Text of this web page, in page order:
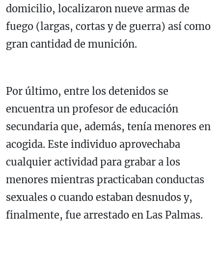
domicilio, localizaron nueve armas de
fuego (largas, cortas y de guerra) así como
gran cantidad de munición.
Por último, entre los detenidos se
encuentra un profesor de educación
secundaria que, además, tenía menores en
acogida. Este individuo aprovechaba
cualquier actividad para grabar a los
menores mientras practicaban conductas
sexuales o cuando estaban desnudos y,
finalmente, fue arrestado en Las Palmas.